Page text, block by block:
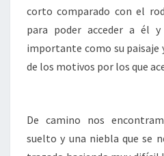
corto comparado con el
para poder acceder a él
importante como su paisaje
de los motivos por los que
De camino nos
suelto y una niebla que se